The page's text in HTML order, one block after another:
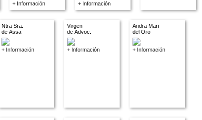
+ Información + Información
Ntra Sra.
de Assa
+ Información
Virgen
de Advoc.
descon.
+ Información
Andra Mari
del Oro
+ Información